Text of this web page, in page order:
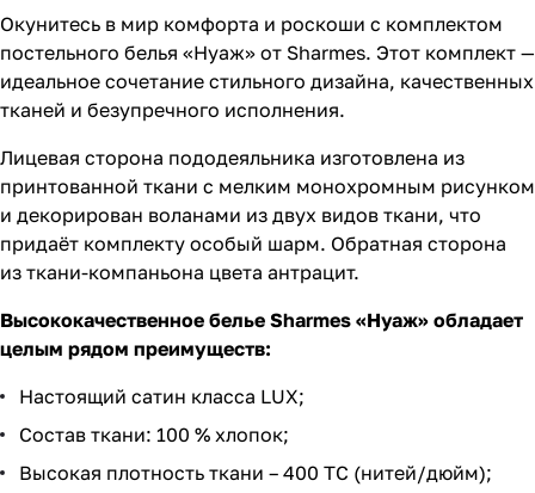
Окунитесь в мир комфорта и роскоши с комплектом
постельного белья «Нуаж» от Sharmes. Этот комплект —
идеальное сочетание стильного дизайна, качественных
тканей и безупречного исполнения.
Лицевая сторона пододеяльника изготовлена из
принтованной ткани с мелким монохромным рисунком
и декорирован воланами из двух видов ткани, что
придаёт комплекту особый шарм. Обратная сторона
из ткани-компаньона цвета антрацит.
Высококачественное белье Sharmes «Нуаж» обладает
целым рядом преимуществ:
Настоящий сатин класса LUX;
Состав ткани: 100 % хлопок;
Высокая плотность ткани – 400 ТС (нитей/дюйм);